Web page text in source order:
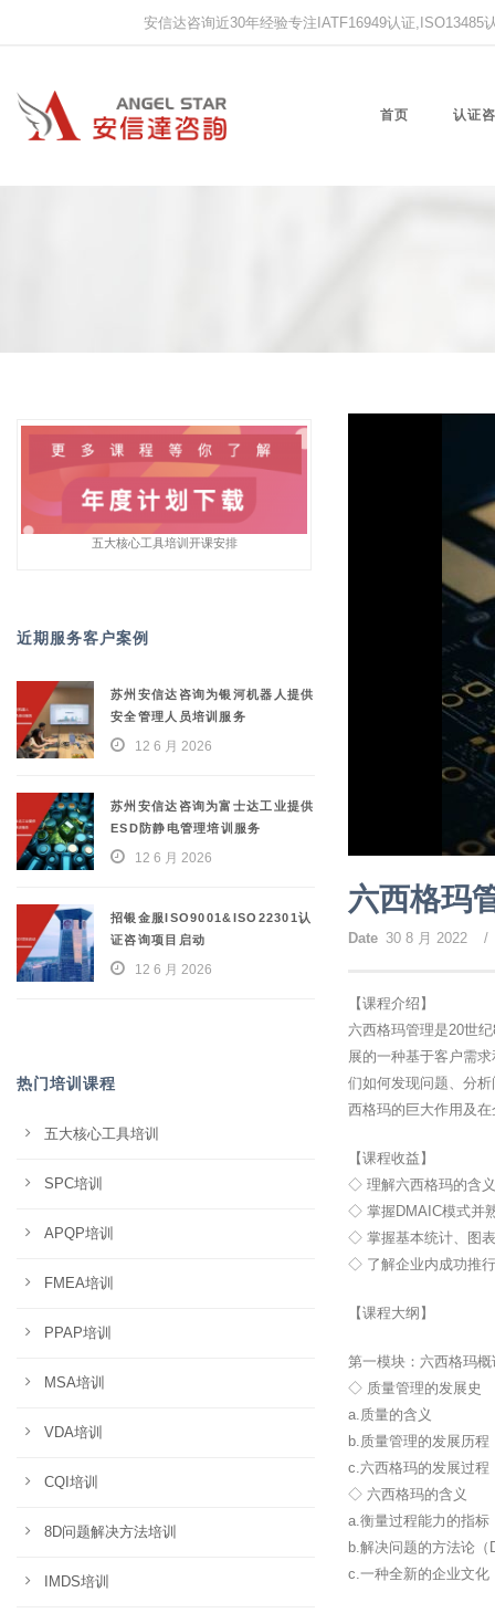
安信达咨询近30年经验专注IATF16949认证
首页 认证
六西格玛
Date 30 8 月 2022 /
【课程介绍】
六西格玛管理是20世
展的一种基于客户需
们如何发现问题、分
西格玛的巨大作用及
【课程收益】
◇ 理解六西格玛的含
◇ 掌握DMAIC模式并
◇ 掌握基本统计、图
◇ 了解企业内成功推
【课程大纲】
第一模块：六西格玛
◇ 质量管理的发展史
a.质量的含义
b.质量管理的发展历程
c.六西格玛的发展过程
◇ 六西格玛的含义
a.衡量过程能力的指
b.解决问题的方法论
c.一种全新的企业文化
五大核心工具培训开课安排
近期服务客户案例
苏州安信达咨询为银河机器人提供
安全管理人员培训服务
12 6 月 2026
苏州安信达咨询为富士达工业提供
ESD防静电管理培训服务
12 6 月 2026
招银金服ISO9001&ISO22301认
证咨询项目启动
12 6 月 2026
热门培训课程
五大核心工具培训
SPC培训
APQP培训
FMEA培训
PPAP培训
MSA培训
VDA培训
CQI培训
8D问题解决方法培训
IMDS培训